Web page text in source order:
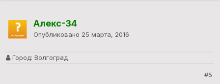
Алекс-34
Опубликовано 25 марта, 2016
Город: Волгоград
#5